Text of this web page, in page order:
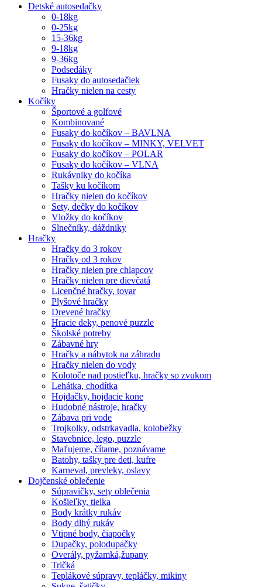
Detské autosedačky
0-18kg
0-25kg
15-36kg
9-18kg
9-36kg
Podsedáky
Fusaky do autosedačiek
Hračky nielen na cesty
Kočíky
Športové a golfové
Kombinované
Fusaky do kočíkov – BAVLNA
Fusaky do kočíkov – MINKY, VELVET
Fusaky do kočíkov – POLAR
Fusaky do kočíkov – VLNA
Rukávniky do kočíka
Tašky ku kočíkom
Hračky nielen do kočíkov
Sety, dečky do kočíkov
Vložky do kočíkov
Slnečníky, dáždniky
Hračky
Hračky do 3 rokov
Hračky od 3 rokov
Hračky nielen pre chlapcov
Hračky nielen pre dievčatá
Licenčné hračky, tovar
Plyšové hračky
Drevené hračky
Hracie deky, penové puzzle
Školské potreby
Zábavné hry
Hračky a nábytok na záhradu
Hračky nielen do vody
Kolotoče nad postieľku, hračky so zvukom
Lehátka, chodítka
Hojdačky, hojdacie kone
Hudobné nástroje, hračky
Zábava pri vode
Trojkolky, odstrkavadla, kolobežky
Stavebnice, lego, puzzle
Maľujeme, čítame, poznávame
Batohy, tašky pre deti, kufre
Karneval, prevleky, oslavy
Dojčenské oblečenie
Súpravičky, sety oblečenia
Košieľky, tielka
Body krátky rukáv
Body dlhý rukáv
Vtipné body, čiapočky
Dupačky, polodupačky
Overály, pyžamká,župany
Tričká
Teplákové súpravy, tepláčky, mikiny